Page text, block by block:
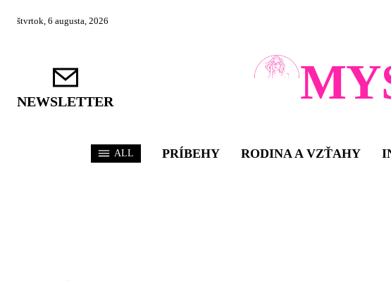
štvrtok, 6 augusta, 2026
NEWSLETTER
ALL PRÍBEHY RODINA A VZŤAHY